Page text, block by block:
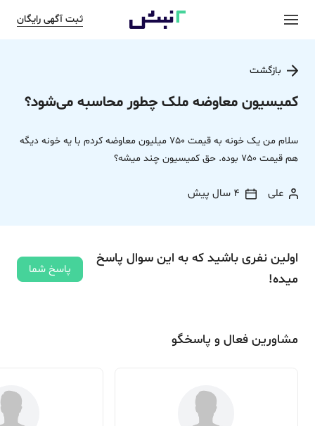
ثبت آگهی رایگان
بازگشت
کمیسیون معاوضه ملک چطور محاسبه می‌شود؟
سلام من یک خونه به قیمت 750 میلیون معاوضه کردم با یه خونه دیگه
هم قیمت 750 بوده. حق کمیسیون چند میشه؟
علی 4 سال پیش
اولین نفری باشید که به این سوال پاسخ
میده!
پاسخ شما
مشاورین فعال و پاسخگو